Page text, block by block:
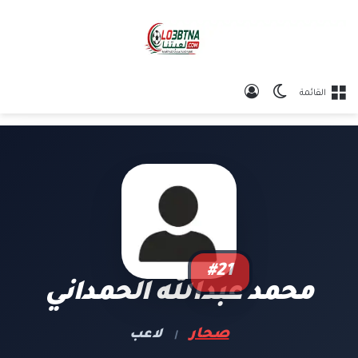
القائمة الوضع المظلم
#21
محمد عبدالله الحمداني
صحار | لاعب